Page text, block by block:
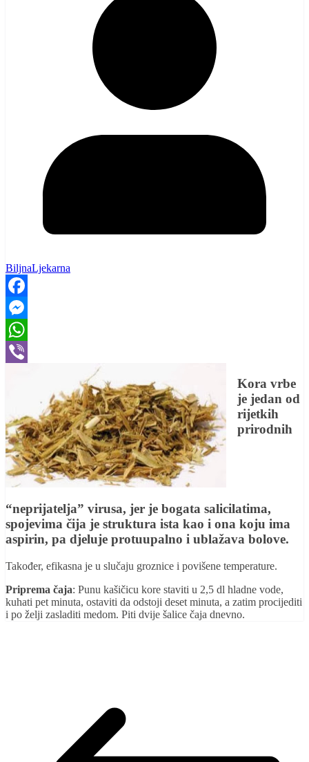
BiljnaLjekarna
Facebook
Messenger
WhatsApp
Kora vrbe
je jedan od
rijetkih
prirodnih
“neprijatelja” virusa, jer je bogata salicilatima,
spojevima čija je struktura ista kao i ona koju ima
aspirin, pa djeluje protuupalno i ublažava bolove.
Također, efikasna je u slučaju groznice i povišene temperature.
Priprema čaja: Punu kašičicu kore staviti u 2,5 dl hladne vode,
kuhati pet minuta, ostaviti da odstoji deset minuta, a zatim procijediti
i po želji zasladiti medom. Piti dvije šalice čaja dnevno.